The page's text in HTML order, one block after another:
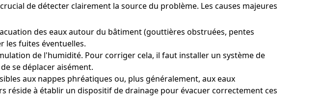
de détecter clairement la source du problème. Les causes majeures
des eaux autour du bâtiment (gouttières obstruées, pentes
les fuites éventuelles.
de l'humidité. Pour corriger cela, il faut installer un système de
se déplacer aisément.
aux nappes phréatiques ou, plus généralement, aux eaux
à établir un dispositif de drainage pour évacuer correctement ces